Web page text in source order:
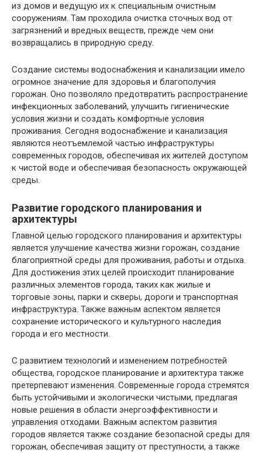
из домов и ведущую их к специальным очистным
сооружениям. Там проходила очистка сточных вод от
загрязнений и вредных веществ, прежде чем они
возвращались в природную среду.
Создание системы водоснабжения и канализации имело
огромное значение для здоровья и благополучия
горожан. Оно позволяло предотвратить распространение
инфекционных заболеваний, улучшить гигиенические
условия жизни и создать комфортные условия
проживания. Сегодня водоснабжение и канализация
являются неотъемлемой частью инфраструктуры
современных городов, обеспечивая их жителей доступом
к чистой воде и обеспечивая безопасность окружающей
среды.
Развитие городского планирования и
архитектуры
Главной целью городского планирования и архитектуры
является улучшение качества жизни горожан, создание
благоприятной среды для проживания, работы и отдыха.
Для достижения этих целей происходит планирование
различных элементов города, таких как жилые и
торговые зоны, парки и скверы, дороги и транспортная
инфраструктура. Также важным аспектом является
сохранение исторического и культурного наследия
города и его местности.
С развитием технологий и изменением потребностей
общества, городское планирование и архитектура также
претерпевают изменения. Современные города стремятся
быть устойчивыми и экологически чистыми, предлагая
новые решения в области энергоэффективности и
управления отходами. Важным аспектом развития
городов является также создание безопасной среды для
горожан, обеспечивая защиту от преступности, а также